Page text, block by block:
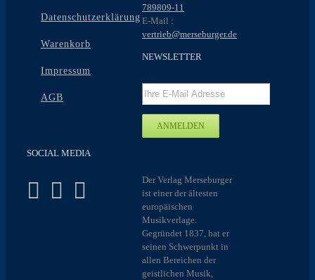
Datenschutzerklärung
Warenkorb
Impressum
AGB
SOCIAL MEDIA
789809-11
E-Mail :
vertrieb@merseburger.de
NEWSLETTER
Der Verlag Merseburger
ist einer der ältesten
europäischen
Musikverlage.
Gegründet 1837, hat er
seinen Schwerpunkt in
allen Bereichen der
geistlichen Musik,